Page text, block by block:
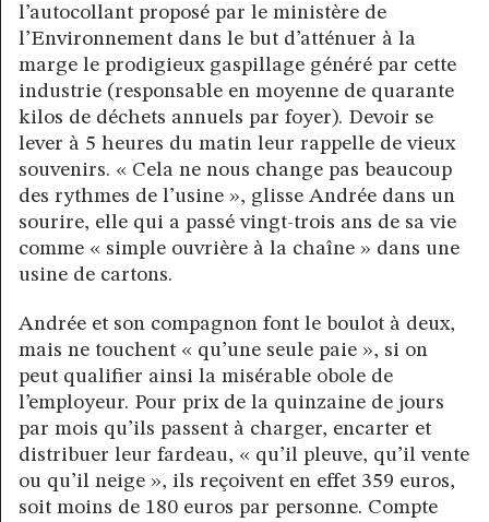
l’autocollant proposé par le ministère de
l’Environnement dans le but d’atténuer à la
marge le prodigieux gaspillage généré par cette
industrie (responsable en moyenne de quarante
kilos de déchets annuels par foyer). Devoir se
lever à 5 heures du matin leur rappelle de vieux
souvenirs. « Cela ne nous change pas beaucoup
des rythmes de l’usine », glisse Andrée dans un
sourire, elle qui a passé vingt-trois ans de sa vie
comme « simple ouvrière à la chaîne » dans une
usine de cartons.
Andrée et son compagnon font le boulot à deux,
mais ne touchent « qu’une seule paie », si on
peut qualifier ainsi la misérable obole de
l’employeur. Pour prix de la quinzaine de jours
par mois qu’ils passent à charger, encarter et
distribuer leur fardeau, « qu’il pleuve, qu’il vente
ou qu’il neige », ils reçoivent en effet 359 euros,
soit moins de 180 euros par personne. Compte